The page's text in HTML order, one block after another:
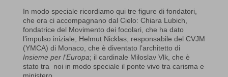
In modo speciale ricordiamo qui tre figure di fondatori,
che ora ci accompagnano dal Cielo: Chiara Lubich,
fondatrice del Movimento dei focolari, che ha dato
l’impulso iniziale; Helmut Nicklas, responsabile del CVJM
(YMCA) di Monaco, che è diventato l’architetto di
Insieme per l’Europa; il cardinale Miloslav Vlk, che è
stato tra noi in modo speciale il ponte vivo tra carisma e